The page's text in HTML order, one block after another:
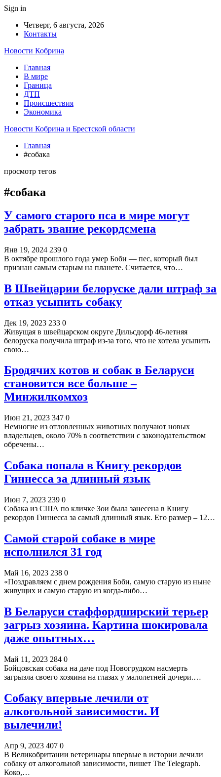
Sign in
Четверг, 6 августа, 2026
Контакты
Новости Кобрина
Главная
В мире
Граница
ДТП
Происшествия
Экономика
Новости Кобрина и Брестской области
Главная
#собака
просмотр тегов
#собака
У самого старого пса в мире могут
забрать звание рекордсмена
Янв 19, 2024 239 0
В октябре прошлого года умер Боби — пес, который был
признан самым старым на планете. Считается, что…
В Швейцарии белоруске дали штраф за
отказ усыпить собаку
Дек 19, 2023 233 0
Живущая в швейцарском округе Дильсдорф 46-летняя
белоруска получила штраф из-за того, что не хотела усыпить
свою…
Бродячих котов и собак в Беларуси
становится все больше –
Минжилкомхоз
Июн 21, 2023 347 0
Немногие из отловленных животных получают новых
владельцев, около 70% в соответствии с законодательством
обречены…
Собака попала в Книгу рекордов
Гиннесса за длинный язык
Июн 7, 2023 239 0
Собака из США по кличке Зои была занесена в Книгу
рекордов Гиннесса за самый длинный язык. Его размер – 12…
Самой старой собаке в мире
исполнился 31 год
Май 16, 2023 238 0
«Поздравляем с днем рождения Боби, самую старую из ныне
живущих и самую старую из когда-либо…
В Беларуси стаффордширский терьер
загрыз хозяина. Картина шокировала
даже опытных…
Май 11, 2023 284 0
Бойцовская собака на даче под Новогрудком насмерть
загрызла своего хозяина на глазах у малолетней дочери.…
Собаку впервые лечили от
алкогольной зависимости. И
вылечили!
Апр 9, 2023 407 0
В Великобритании ветеринары впервые в истории лечили
собаку от алкогольной зависимости, пишет The Telegraph.
Коко,…